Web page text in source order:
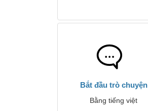
Bắt đầu trò chuyện
Bằng tiếng việt